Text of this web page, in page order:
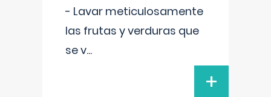
- Lavar meticulosamente
las frutas y verduras que
se v...
+